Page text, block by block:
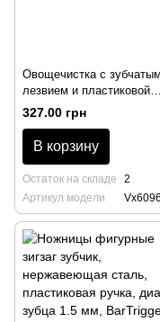
Овощечистка с зубчатым
лезвием и пластиковой
ручкой, черного цвета,
см, Tomato and Kiwi,
327.00 грн
В корзину
Остаток на складе
2
Артикул модели